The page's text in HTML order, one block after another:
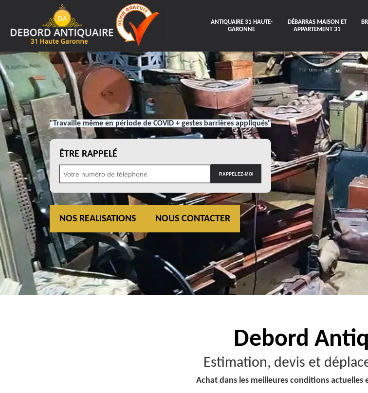
ANTIQUAIRE 31 HAUTE-
GARONNE
DÉBARRAS MAISON ET
APPARTEMENT 31
"Travaille même en période de COVID + gestes barrières appliqués"
ÊTRE RAPPELÉ
NOS REALISATIONS NOUS CONTACTER
Debord
Estimation, devis et
Achat dans les meilleures conditions